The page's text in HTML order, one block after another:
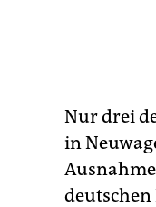
Nur drei
in